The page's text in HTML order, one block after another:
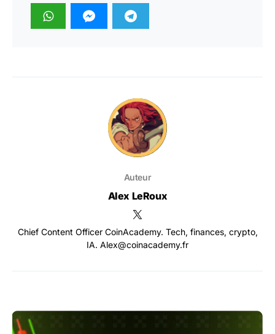
Auteur
Alex LeRoux
Chief Content Officer CoinAcademy. Tech, finances, crypto,
IA. Alex@coinacademy.fr